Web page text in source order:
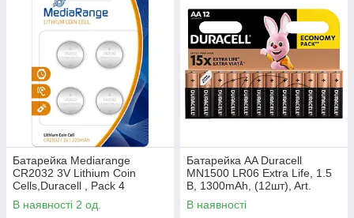
Батарейка Mediarange
CR2032 3V Lithium Coin
Cells,Duracell , Pack 4
(MRBAT132), блістер 1х4шт
В наявності 2 од.
Батарейка AA Duracell
MN1500 LR06 Extra Life, 1.5
В, 1300mAh, (12шт), Art.
5000394006546 / 81551275
В наявності